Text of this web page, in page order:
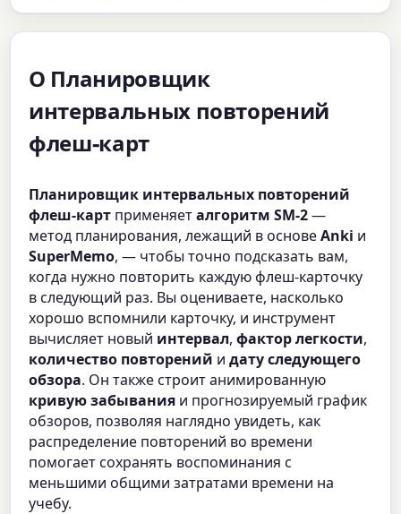
О Планировщик
интервальных повторений
флеш-карт
Планировщик интервальных повторений
флеш-карт применяеталгоритм SM-2—
метод планирования, лежащий в основеAnki и
SuperMemo, — чтобы точно подсказать вам,
когда нужно повторить каждую флеш-карточку
в следующий раз. Вы оцениваете, насколько
хорошо вспомнили карточку, и инструмент
вычисляет новый интервал,фактор легкости,
количество повторений идату следующего
обзора. Он также строит анимированную
кривую забывания и прогнозируемый график
обзоров, позволяя наглядно увидеть, как
распределение повторений во времени
помогает сохранять воспоминания с
меньшими общими затратами времени на
учебу.